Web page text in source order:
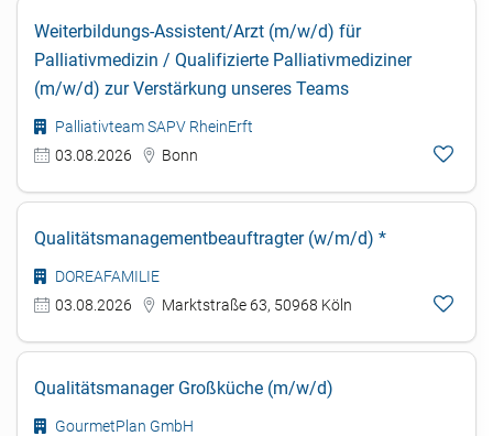
Weiterbildungs-Assistent/Arzt (m/w/d) für
Palliativmedizin / Qualifizierte Palliativmediziner
(m/w/d) zur Verstärkung unseres Teams
Palliativteam SAPV RheinErft
03.08.2026
Bonn
Qualitätsmanagementbeauftragter (w/m/d) *
DOREAFAMILIE
03.08.2026
Marktstraße 63, 50968 Köln
Qualitätsmanager Großküche (m/w/d)
GourmetPlan GmbH